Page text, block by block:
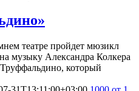
театре пройдет мюзикл
музыку Александра Колкера
который